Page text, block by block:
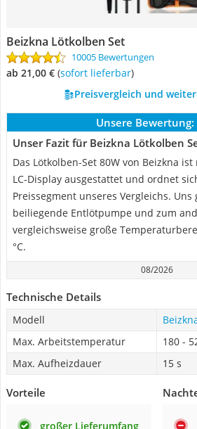
Beizkna Lötkolben Set
10005 Bewertungen
ab 21,00 € ( Sofort lieferbar)
Preisvergleich und
Unsere Bewertung:
Unser Fazit für Beizkna Lötkolben
Das Lötkolben-Set 80W von Beizkna
LC-Display ausgestattet und ordnet
Preissegment unseres Vergleichs.
beiliegende Entlötpumpe und zum
vergleichsweise große
°C.
08/2026
Technische Details
Modell
Max. Arbeitstemperatur
180 -
Max. Aufheizdauer
15 s
Vorteile
großer Lieferumfang